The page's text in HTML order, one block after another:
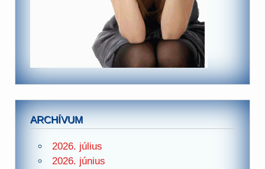
ARCHÍVUM
2026. július
2026. június